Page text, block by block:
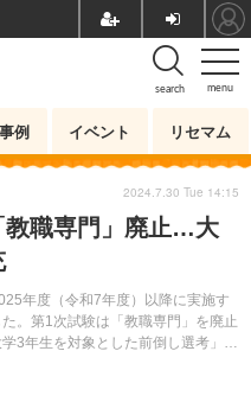
menu
search
事例 イベント リセマム
教職専門」廃止…大
年度（令和7年度）以降に実施す
。第1次試験は「教職専門」を廃止
3年生を対象とした前倒し選考」
2024.7.30 Tue 14:15